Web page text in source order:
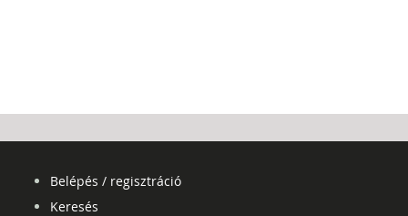
Belépés / regisztráció
Keresés